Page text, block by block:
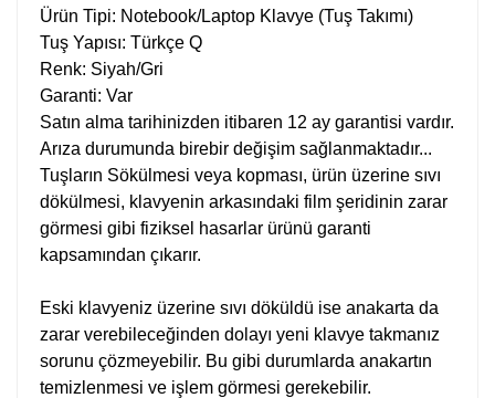
Ürün Tipi: Notebook/Laptop Klavye (Tuş Takımı)
Tuş Yapısı: Türkçe Q
Renk: Siyah/Gri
Garanti: Var
Satın alma tarihinizden itibaren 12 ay garantisi vardır.
Arıza durumunda birebir değişim sağlanmaktadır...
Tuşların Sökülmesi veya kopması, ürün üzerine sıvı
dökülmesi, klavyenin arkasındaki film şeridinin zarar
görmesi gibi fiziksel hasarlar ürünü garanti
kapsamından çıkarır.
Eski klavyeniz üzerine sıvı döküldü ise anakarta da
zarar verebileceğinden dolayı yeni klavye takmanız
sorunu çözmeyebilir. Bu gibi durumlarda anakartın
temizlenmesi ve işlem görmesi gerekebilir.